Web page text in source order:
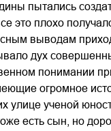
пытались
это плохо
выводам
дух
понимании
огромное
улице ученой
есть сын, но